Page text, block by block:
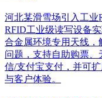
河北某滑雪场引入工业
RFID工业级读写设备
合金属环境专用天线
问题，支持自助购票
信/支付宝支付，并可
与客户体验。